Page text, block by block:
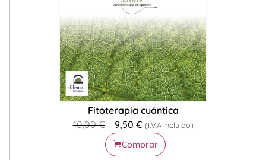
Fitoterapia cuántica
10,00€ 9,50 € (I.V.A incluido)
Comprar